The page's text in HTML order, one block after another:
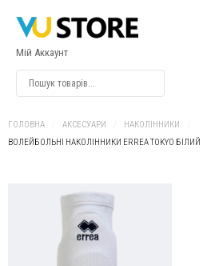
Мій Аккаунт
ГОЛОВНА АКСЕСУАРИ НАКОЛІННИКИ
ВОЛЕЙБОЛЬНІ НАКОЛІННИКИ ERREA TOKYO БІЛИЙ
ВХІД
Пароль